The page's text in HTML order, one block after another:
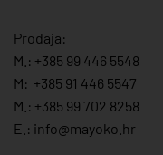
Prodaja:
M.: +385 99 446 5548
M: +385 91 446 5547
M.: +385 99 702 8258
E.: info@mayoko. hr